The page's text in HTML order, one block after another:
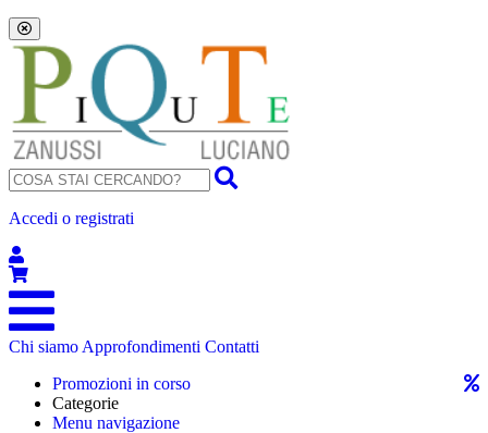
Accedi o registrati
Chi siamo Approfondimenti Contatti
Promozioni in corso
Categorie
Menu navigazione